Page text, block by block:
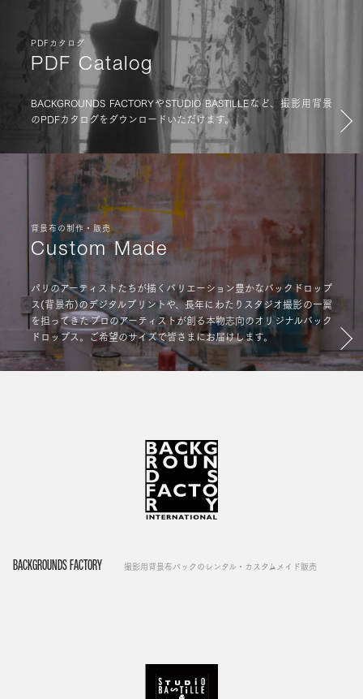
PDFカタログ
PDF Catalog
BACKGROUNDS FACTORYやSTUDIO BASTILLEなど、撮影用背景
のPDFカタログをダウンロードいただけます。
背景布の制作・販売
Custom Made
パリのアーティストたちが描くバリエーション豊かなバックドロップ
ス(背景布)のデジタルプリントや、長年にわたりスタジオ撮影の一翼
を担ってきたプロのアーティストが創る本物志向のオリジナルバック
ドロップス。ご希望のサイズで皆さまにお届けします。
BACKGROUNDS FACTORY 撮影用背景布バックのレンタル・カスタムメイド販売